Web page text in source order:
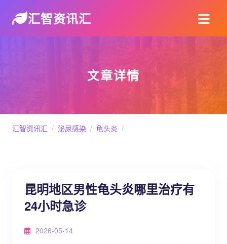
汇智资讯汇
文章详情
汇智资讯汇 / 泌尿感染 / 龟头炎 /
昆明地区男性龟头炎哪里治疗有
24小时急诊
2026-05-14